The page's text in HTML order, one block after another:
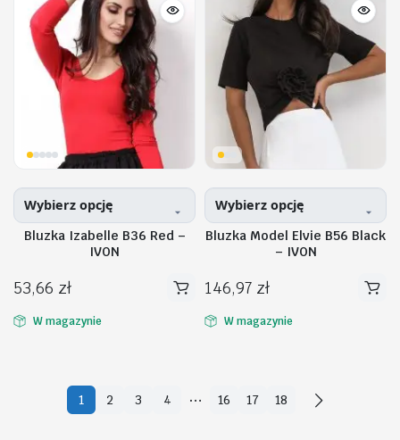
wariantów.
Opcje
można
wybrać
produktu
wariantów.
Opcje
można
wybrać
stronie
produktu
Wybierz opcję
Bluzka Izabelle B36 Red –
IVON
53,66 zł
Ten
produkt
wariantów.
W magazynie
Wybierz opcję
Bluzka Model Elvie B56 Black
– IVON
146,97 zł
Ten
produkt
Opcje
W magazynie
1 2 3 4 … 16 17 18